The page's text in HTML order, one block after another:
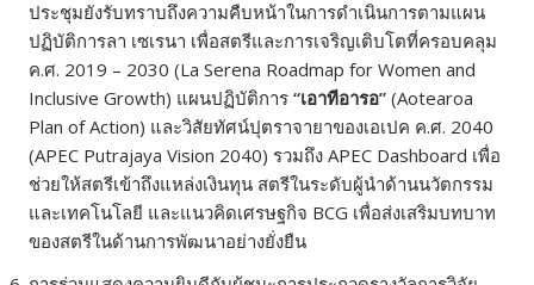
ประชุมยังรับทราบถึงความคืบหน้าในการดำเนินการตามแผน
ปฏิบัติการลา เซเรนา เพื่อสตรีและการเจริญเติบโตที่ครอบคลุม
ค.ศ. 2019 – 2030 (La Serena Roadmap for Women and
Inclusive Growth) แผนปฏิบัติการ“เอาทีอารอ” (Aotearoa
Plan of Action) และวิสัยทัศน์ปุตราจายาของเอเปค ค.ศ. 2040
(APEC Putrajaya Vision 2040) รวมถึง APEC Dashboard เพื่อ
ช่วยให้สตรีเข้าถึงแหล่งเงินทุน สตรีในระดับผู้นำด้านนวัตกรรม
และเทคโนโลยี และแนวคิดเศรษฐกิจ BCG เพื่อส่งเสริมบทบาท
ของสตรีในด้านการพัฒนาอย่างยั่งยืน